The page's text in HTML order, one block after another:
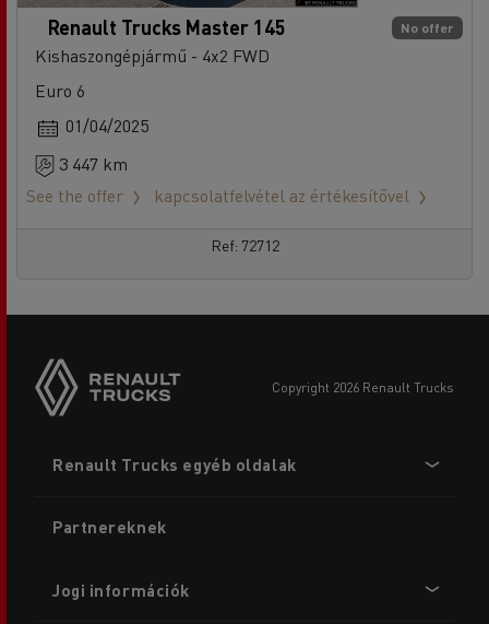
No offer
Renault Trucks Master 145
Kishaszongépjármű - 4x2 FWD
Euro 6
01/04/2025
3 447 km
See the offer
kapcsolatfelvétel az értékesítővel
Ref: 72712
copyright 2026 Renault Trucks
menu
Renault Trucks egyéb oldalak
Partnereknek
Jogi információk